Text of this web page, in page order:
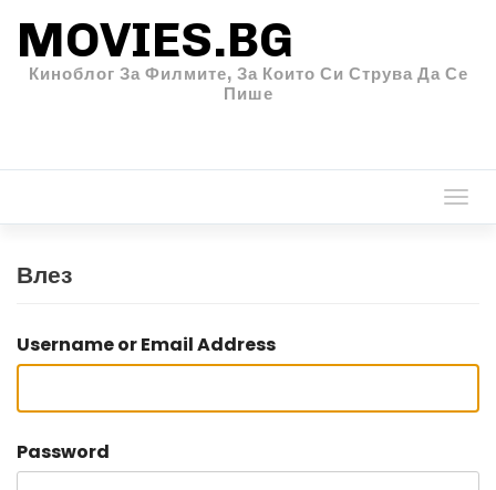
MOVIES.BG
Киноблог За Филмите, За Които Си Струва Да Се
Пише
Влез
Username or Email Address
Password